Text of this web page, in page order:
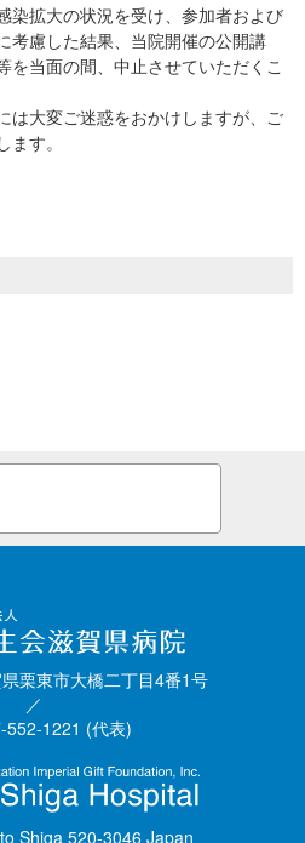
染拡大の状況を受け、参加者および
考慮した結果、当院開催の公開講
を当面の間、中止させていただくこ
は大変ご迷惑をおかけしますが、ご
す。
栗東市大橋二丁目4番1号
／
552-1221 (代表)
Shiga 520-3046 Japan